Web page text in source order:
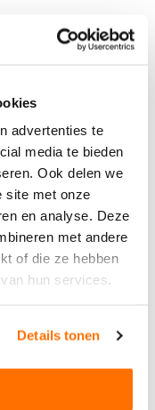
advertenties te
media te bieden
Ook delen we
site met onze
en analyse. Deze
met andere
of die ze hebben
hun services.
Details tonen
de haute qu
Toys